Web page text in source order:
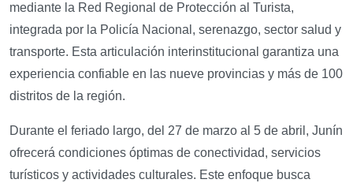
mediante la Red Regional de Protección al Turista,
integrada por la Policía Nacional, serenazgo, sector salud y
transporte. Esta articulación interinstitucional garantiza una
experiencia confiable en las nueve provincias y más de 100
distritos de la región.
Durante el feriado largo, del 27 de marzo al 5 de abril, Junín
ofrecerá condiciones óptimas de conectividad, servicios
turísticos y actividades culturales. Este enfoque busca